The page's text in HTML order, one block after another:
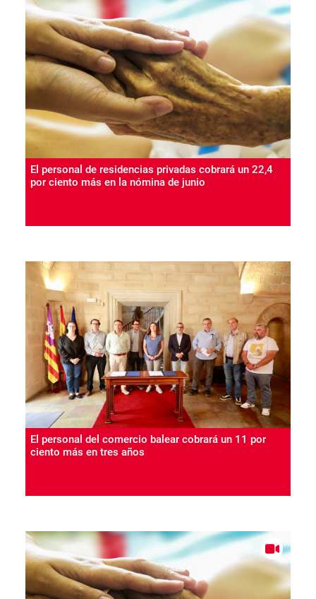
El personal de residencias privadas cobrará un 22,4
por ciento más en la nómina de junio
El personal del comercio balear cobrará un 11 por
ciento más en tres años